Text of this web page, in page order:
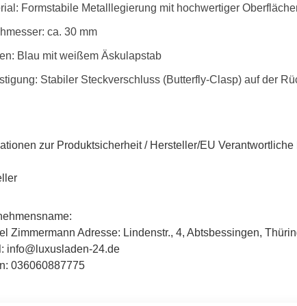
Formstabile Metalllegierung mit hochwertiger
ca. 30 mm
Blau mit weißem Äskulapstab
Stabiler Steckverschluss (Butterfly-Clasp) auf der
zur Produktsicherheit / Hersteller/EU Verantwortliche
Zimmermann Adresse: Lindenstr., 4, Abtsbessingen,
info@luxusladen-24.de
036060887775